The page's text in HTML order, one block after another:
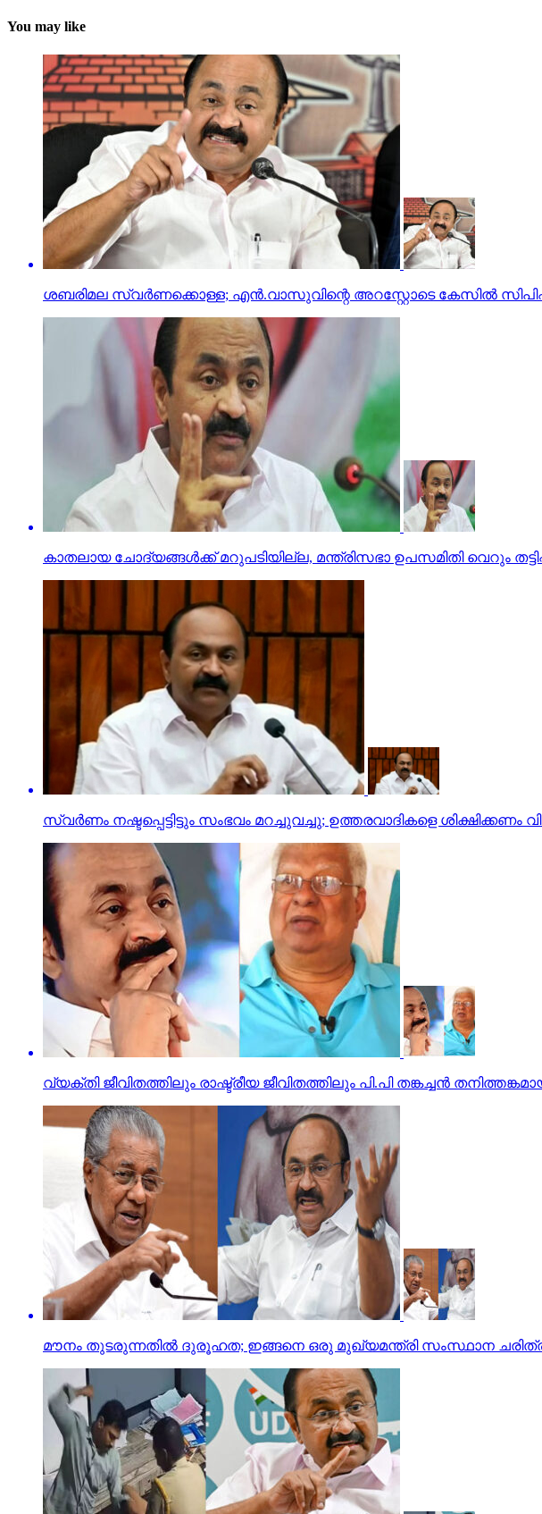
You may like
ശബരിമല സ്വര്‍ണക്കൊള്ള; എന്‍.വാസുവിന്റെ അറസ്റ്റോടെ കേസില്‍
കാതലായ ചോദ്യങ്ങൾക്ക് മറുപടിയില്ല, മന്ത്രിസഭാ ഉപസമിതി വെറും
സ്വര്‍ണം നഷ്ടപ്പെട്ടിട്ടും സംഭവം മറച്ചുവച്ചു; ഉത്തരവാദികളെ ശിക്ഷിക്കണം
വ്യക്തി ജീവിതത്തിലും രാഷ്ട്രീയ ജീവിതത്തിലും പി.പി തങ്കച്ചന്‍
മൗനം തുടരുന്നതില്‍ ദുരൂഹത; ഇങ്ങനെ ഒരു മുഖ്യമന്ത്രി സംസ്ഥാന